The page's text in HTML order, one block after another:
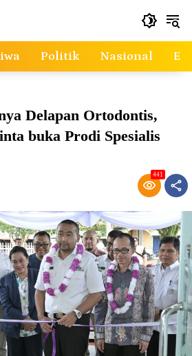
Politik Nasional
Delapan Ortodontis,
buka Prodi Spesialis
441